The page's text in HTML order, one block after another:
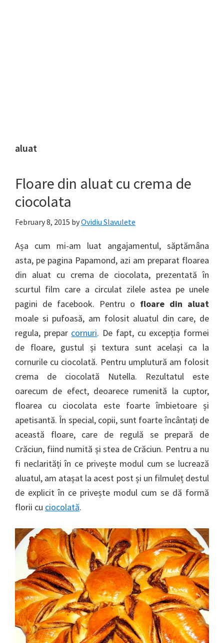
aluat
Floare din aluat cu crema de
ciocolata
February 8, 2015 byOvidiu Slavulete
Așa cum mi-am luat angajamentul, săptămâna
asta, pe pagina Papamond, azi am preparat floarea
din aluat cu crema de ciocolata, prezentată în
scurtul film care a circulat zilele astea pe unele
pagini de facebook. Pentru o floare din aluat
moale si pufoasă, am folosit aluatul din care, de
regula, prepar cornuri. De fapt, cu excepția formei
de floare, gustul și textura sunt același ca la
cornurile cu ciocolată. Pentru umplutură am folosit
crema de ciocolată Nutella. Rezultatul este
oarecum de efect, deoarece rumenită la cuptor,
floarea cu ciocolata este foarte îmbietoare și
apetisantă. În special, copii, sunt foarte încântați de
această floare, care de regulă se prepară de
Crăciun, fiind numită și stea de Crăciun. Pentru a nu
fi neclarități în ce privește modul cum se lucrează
aluatul, am atașat la acest post și un filmuleț destul
de explicit în ce privește modul cum se dă formă
florii cu ciocolată.